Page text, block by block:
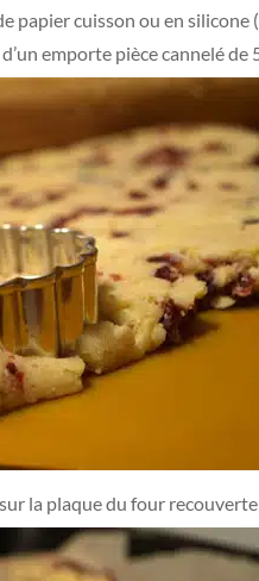
papier cuisson ou en silicone
d’un emporte pièce cannelé de
la plaque du four